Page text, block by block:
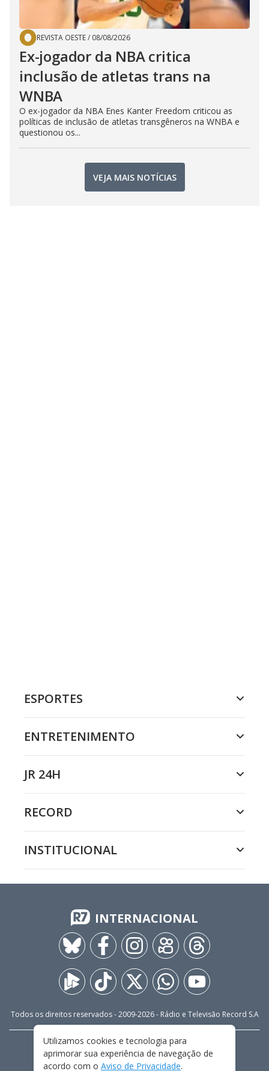
REVISTA OESTE/ 08/08/2026
Ex-jogador da NBA critica
inclusão de atletas trans na
WNBA
O ex-jogador da NBA Enes Kanter Freedom criticou as
políticas de inclusão de atletas transgêneros na WNBA e
questionou os...
VEJA MAIS NOTÍCIAS
ESPORTES
ENTRETENIMENTO
JR 24H
RECORD
INSTITUCIONAL
INTERNACIONAL
Todos os direitos reservados - 2009-2026- Rádio e Televisão Record S.A
FALE CONOSCO
PRIVACIDADE
TERMOS E CONDIÇÕES DE USO
Utilizamos cookies e tecnologia para
aprimorar sua experiência de navegação de
acordo com o Aviso de Privacidade.